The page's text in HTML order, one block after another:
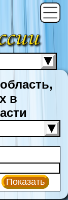
в
Показать